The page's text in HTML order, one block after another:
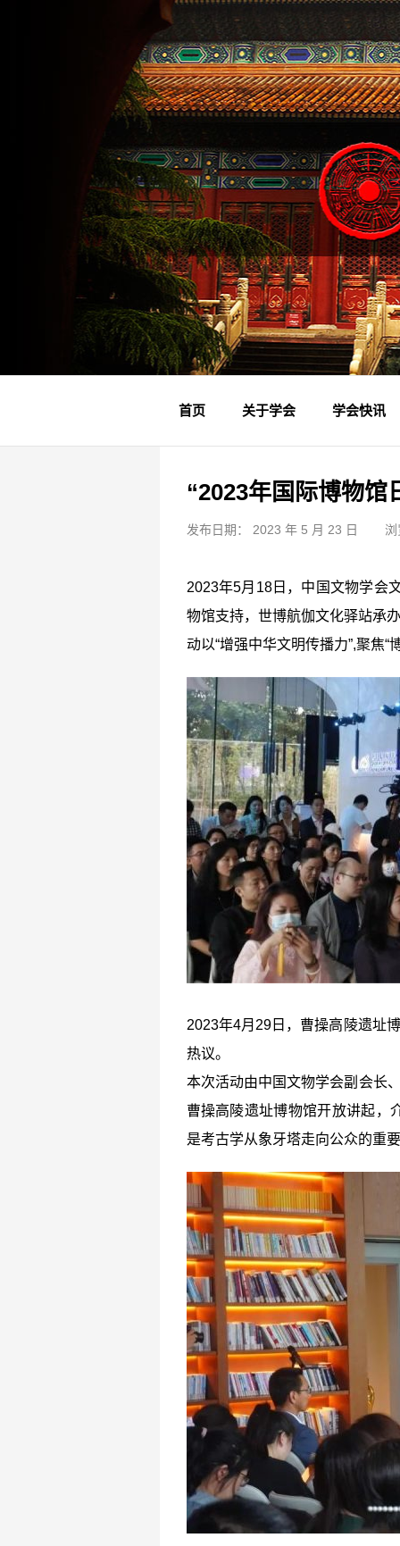
首页 关于学会
学会简介
章程制度
领导成员
理事名单
专家委员会
学术专家
学会会标
学会年鉴
学会快讯
学会动态
文物要闻
“2023年国际博物馆
发布日期： 2023 年 5 月 23 日
2023年5月18日，中国文物学会
物馆支持，世博航伽文化驿站承
动以“增强中华文明传播力”,聚焦
2023年4月29日，曹操高陵遗址
热议。
本次活动由中国文物学会副会长
曹操高陵遗址博物馆开放讲起，
是考古学从象牙塔走向公众的重